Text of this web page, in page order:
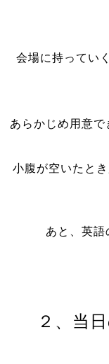
会場に持ってい
あらかじめ用意で
小腹が空いたと
あと、英語
２、当